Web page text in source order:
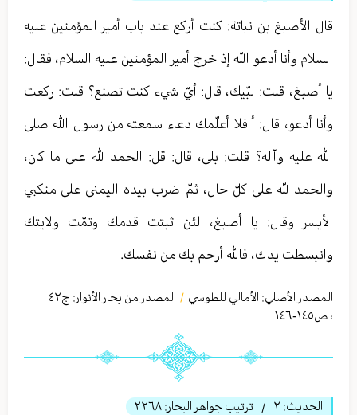
قال الأصبغ بن نباتة: كنت أركع عند باب أمير المؤمنين عليه
السلام وأنا أدعو الله إذ خرج أمير المؤمنين عليه السلام، فقال:
يا أصبغ، قلت: لبّيك، قال: أيّ شيء كنت تصنع؟ قلت: ركعت
وأنا أدعو، قال: أ فلا أعلّمك دعاء سمعته من رسول الله صلى
الله عليه وآله؟ قلت: بلى، قال: قل: الحمد لله على ما كان،
والحمد لله على كلّ حال، ثمّ ضرب بيده اليمنى على منكبي
الأيسر وقال: يا أصبغ، لئن ثبتت قدمك وتمّت ولايتك
وانبسطت يدك، فالله أرحم بك من نفسك.
المصدر الأصلي: الأمالي للطوسي / المصدر من بحار الأنوار: ج٤٢
، ص١٤٥-١٤٦
الحديث: ٢ / ترتيب جواهر البحار: ٢٢٦٨